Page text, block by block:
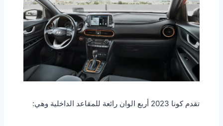
تقدم كونا 2023 أربع الوان رائعة للمقاعد الداخلية وهي: